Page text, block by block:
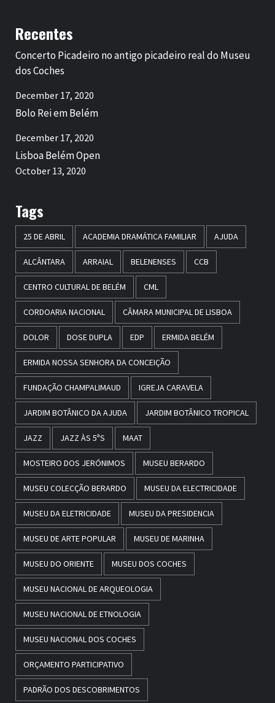
Recentes
Concerto Picadeiro no antigo picadeiro real do Museu
dos Coches
December 17, 2020
Bolo Rei em Belém
December 17, 2020
Lisboa Belém Open
October 13, 2020
Tags
25 DE ABRIL ACADEMIA DRAMÁTICA FAMILIAR AJUDA
ALCÂNTARA ARRAIAL BELENENSES CCB
CENTRO CULTURAL DE BELÉM CML
CORDOARIA NACIONAL CÂMARA MUNICIPAL DE LISBOA
DOLOR DOSE DUPLA EDP ERMIDA BELÉM
ERMIDA NOSSA SENHORA DA CONCEIÇÃO
FUNDAÇÃO CHAMPALIMAUD IGREJA CARAVELA
JARDIM BOTÂNICO DA AJUDA JARDIM BOTÂNICO TROPICAL
JAZZ JAZZ ÀS 5ªS MAAT
MOSTEIRO DOS JERÓNIMOS MUSEU BERARDO
MUSEU COLECÇÃO BERARDO MUSEU DA ELECTRICIDADE
MUSEU DA ELETRICIDADE MUSEU DA PRESIDENCIA
MUSEU DE ARTE POPULAR MUSEU DE MARINHA
MUSEU DO ORIENTE MUSEU DOS COCHES
MUSEU NACIONAL DE ARQUEOLOGIA
MUSEU NACIONAL DE ETNOLOGIA
MUSEU NACIONAL DOS COCHES
ORÇAMENTO PARTICIPATIVO
PADRÃO DOS DESCOBRIMENTOS